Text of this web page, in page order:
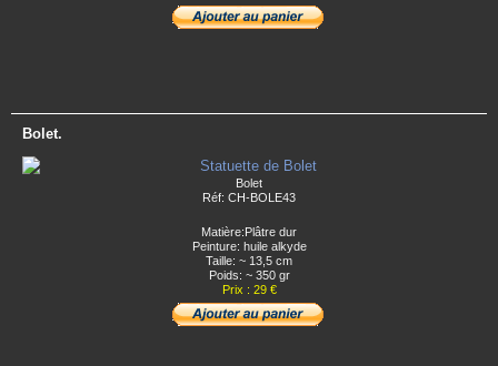
Bolet.
Bolet
Réf: CH-BOLE43
Matière:Plâtre dur
Peinture: huile alkyde
Taille: ~ 13,5 cm
Poids: ~ 350 gr
Prix : 29 €